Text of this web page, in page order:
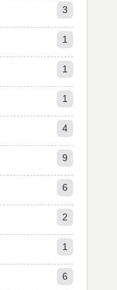
3
1
1
1
4
9
6
2
1
6